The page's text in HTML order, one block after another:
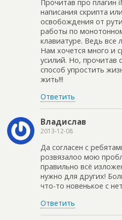
Прочитав про плагин
написания скрипта
освобождения от
работы по
клавиатуре. Ведь
Нам хочется много и
усилий. Но, прочитав
способ упростить
жить!!!
Ответить
Владислав
2013-12-08
Да согласен с
розвязалоо мою
правильно всё
нужно для других!
что-то новенькое с
Ответить